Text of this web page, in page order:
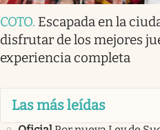
COTO. Escapada en la
disfrutar de los mejores
experiencia completa
Las más leídas